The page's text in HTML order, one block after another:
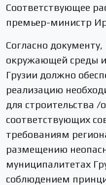
Соответствующее
премьер-министр
Согласно
окружающей среды и
Грузии должно
реализацию
для строительства /
соответствующих
требованиям
размещению
муниципалитетах
соблюдением